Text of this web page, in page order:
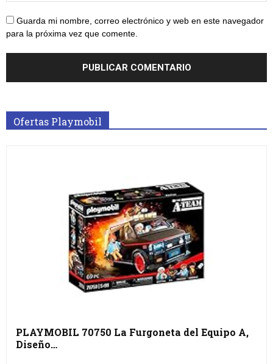
Guarda mi nombre, correo electrónico y web en este navegador
para la próxima vez que comente.
Ofertas Playmobil
PLAYMOBIL 70750 La Furgoneta del Equipo A,
Diseño…